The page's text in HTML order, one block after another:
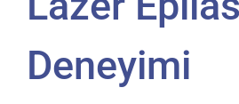
Deneyimi